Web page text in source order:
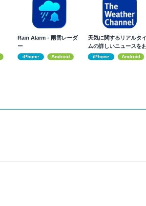
Rain Alarm - 雨雲レーダ
ー
iPhone Android
天気に関するリアルタイ
ムの詳しいニュースをお
届けします
iPhone Android